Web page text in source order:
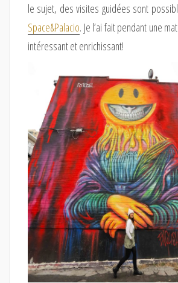
le sujet, des visites guidées sont
Space&Palacio. Je l’ai fait pendant une
intéressant et enrichissant!